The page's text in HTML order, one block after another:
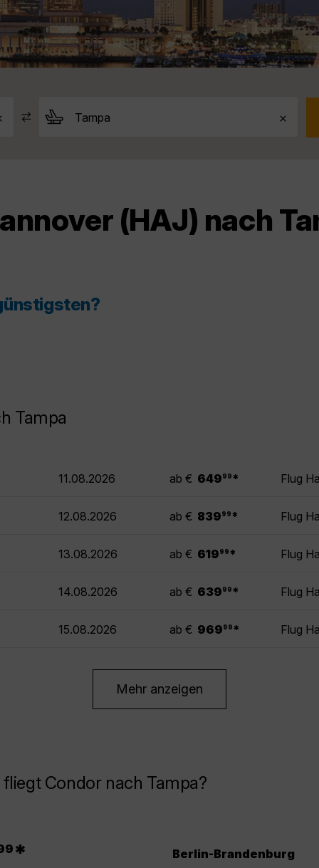
(HAJ) nach
Tampa
11.08.2026 ab € 649 99 * Flug
12.08.2026 ab € 839 99 * Flug
13.08.2026 ab € 619 99 * Flug
14.08.2026 ab € 639 99 * Flug
15.08.2026 ab € 969 99 * Flug
Mehr anzeigen
Condor nach Tampa?
* Berlin-Brandenburg